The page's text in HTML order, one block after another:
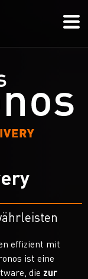
ery
effizient mit
ist eine
die zur